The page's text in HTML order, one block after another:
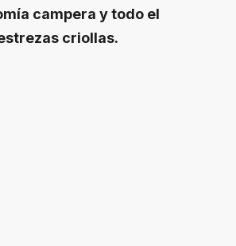
campera y todo el
criollas.